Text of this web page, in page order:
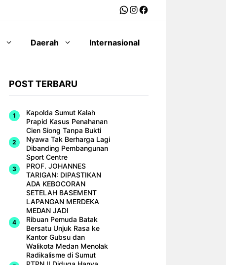
WhatsApp
Instagram
Facebook
Daerah Internasional
POST TERBARU
Kapolda Sumut Kalah
Prapid Kasus Penahanan
Cien Siong Tanpa Bukti
Nyawa Tak Berharga Lagi
Dibanding Pembangunan
Sport Centre
PROF. JOHANNES
TARIGAN: DIPASTIKAN
ADA KEBOCORAN
SETELAH BASEMENT
LAPANGAN MERDEKA
MEDAN JADI
Ribuan Pemuda Batak
Bersatu Unjuk Rasa ke
Kantor Gubsu dan
Walikota Medan Menolak
Radikalisme di Sumut